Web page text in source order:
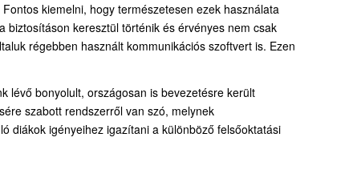
kiemelni, hogy természetesen ezek használata
biztosításon keresztül történik és érvényes nem csak
régebben használt kommunikációs szoftvert is. Ezen
lévő bonyolult, országosan is bevezetésre került
szabott rendszerről van szó, melynek
diákok igényeihez igazítani a különböző felsőoktatási